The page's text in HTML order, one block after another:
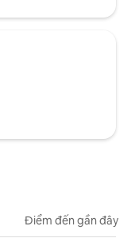
Điểm đến gần đây